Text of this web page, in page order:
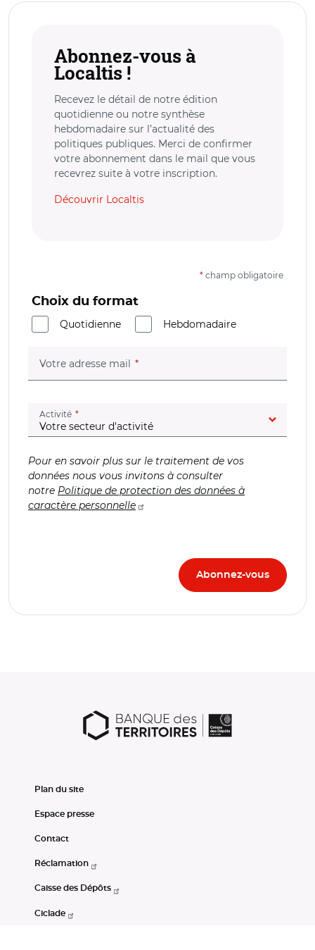
Abonnez-vous à
Localtis !
Recevez le détail de notre édition
quotidienne ou notre synthèse
hebdomadaire sur l’actualité des
politiques publiques. Merci de confirmer
votre abonnement dans le mail que vous
recevrez suite à votre inscription.
Découvrir Localtis
* champ obligatoire
Choix du format
Quotidienne
Hebdomadaire
Votre adresse mail (champ obligatoire)
Activité (champ obligatoire)
Pour en savoir plus sur le traitement de vos
données nous vous invitons à consulter
notre Politique de protection des données à
caractère personnelle
Plan du site
Espace presse
Contact
Réclamation
Caisse des Dépôts
Ciclade